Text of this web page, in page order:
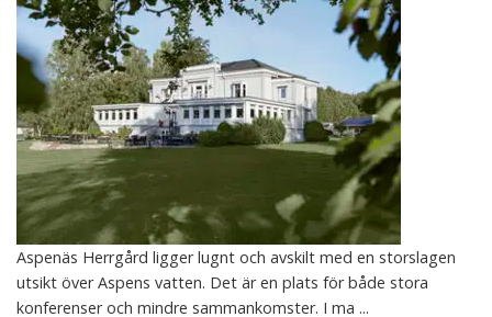
Aspenäs Herrgård ligger lugnt och avskilt med en storslagen
utsikt över Aspens vatten. Det är en plats för både stora
konferenser och mindre sammankomster. I ma ...